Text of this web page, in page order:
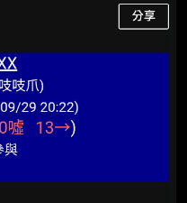
不曉得吵多兇了 你